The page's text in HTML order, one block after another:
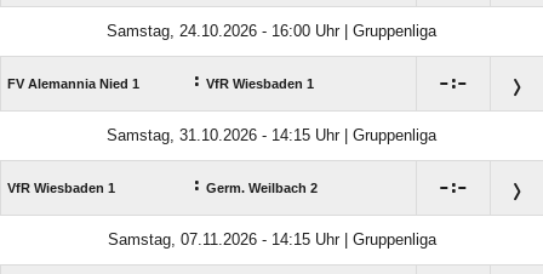
Samstag, 24.10.2026 - 16:00 Uhr | Gruppenliga
FV Alemannia Nied 1 : VfR Wiesbaden 1 :
Samstag, 31.10.2026 - 14:15 Uhr | Gruppenliga
VfR Wiesbaden 1 : Germ. Weilbach 2 :
Samstag, 07.11.2026 - 14:15 Uhr | Gruppenliga